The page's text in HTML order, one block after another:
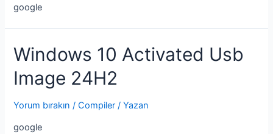
google
Windows 10 Activated Usb
Image 24H2
Yorum bırakın /Compiler / Yazan
google